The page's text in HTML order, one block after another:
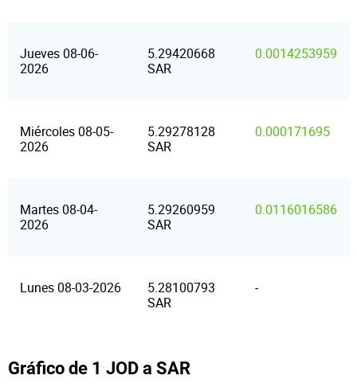
Jueves 08-06-
2026
5.29420668
SAR
0.0014253959
Miércoles 08-05-
2026
5.29278128
SAR
0.000171695
Martes 08-04-
2026
5.29260959
SAR
0.0116016586
Lunes 08-03-2026
5.28100793
SAR
-
Gráfico de 1 JOD a SAR